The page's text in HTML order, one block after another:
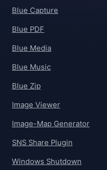
Blue Capture
Blue PDF
Blue Media
Blue Music
Blue Zip
Image Viewer
Image-Map Generator
SNS Share Plugin
Windows Shutdown